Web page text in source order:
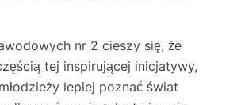
nr 2 cieszy się, że
tej inspirującej inicjatywy,
lepiej poznać świat